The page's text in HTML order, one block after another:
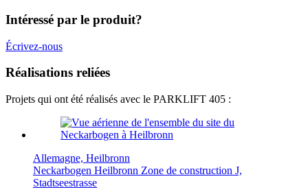
Intéressé par le produit?
Écrivez-nous
Réalisations reliées
Projets qui ont été réalisés avec le PARKLIFT 405 :
Allemagne, Heilbronn
Neckarbogen Heilbronn Zone de construction J,
Stadtseestrasse